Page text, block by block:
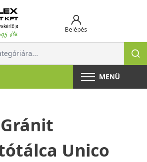
Belépés
MENÜ
Gránit
Unico